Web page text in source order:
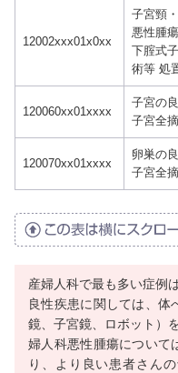
12002xxx01x0xx
子宮頸
悪性腫
下腟式
術等 処
120060xx01xxxx
子宮の
子宮全
120070xx01xxxx
卵巣の
子宮全
産婦人科で最も多い症例
良性疾患に関しては、体
鏡、子宮鏡、ロボット）
婦人科悪性腫瘍について
り、より良い患者さん